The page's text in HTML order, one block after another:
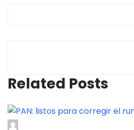
Related Posts